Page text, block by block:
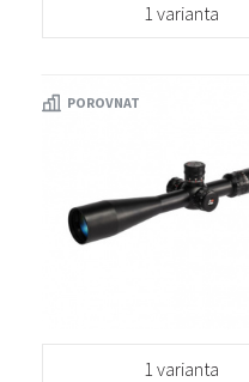
1 varianta
POROVNAT
1 varianta